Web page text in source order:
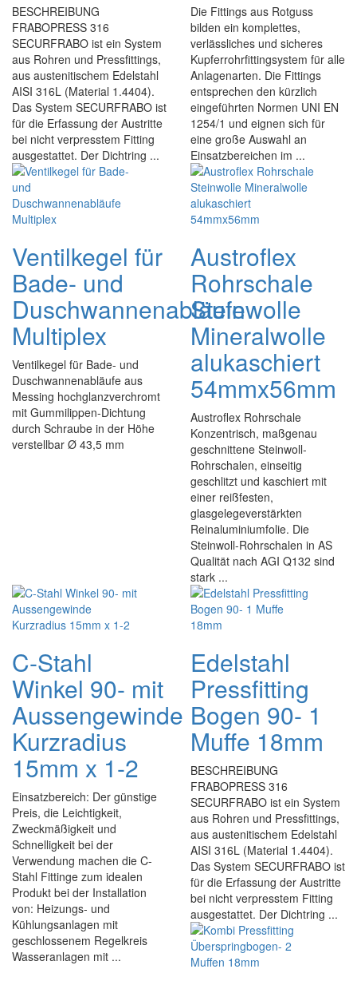
BESCHREIBUNG
FRABOPRESS 316
SECURFRABO ist ein System
aus Rohren und Pressfittings,
aus austenitischem Edelstahl
AISI 316L (Material 1.4404).
Das System SECURFRABO ist
für die Erfassung der Austritte
bei nicht verpresstem Fitting
ausgestattet. Der Dichtring ...
Die Fittings aus Rotguss
bilden ein komplettes,
verlässliches und sicheres
Kupferrohrfittingsystem für alle
Anlagenarten. Die Fittings
entsprechen den kürzlich
eingeführten Normen UNI EN
1254/1 und eignen sich für
eine große Auswahl an
Einsatzbereichen im ...
Ventilkegel für
Bade- und
Duschwannenabläufe
Multiplex
Ventilkegel für Bade- und
Duschwannenabläufe aus
Messing hochglanzverchromt
mit Gummilippen-Dichtung
durch Schraube in der Höhe
verstellbar Ø 43,5 mm
Austroflex
Rohrschale
Steinwolle
Mineralwolle
alukaschiert
54mmx56mm
Austroflex Rohrschale
Konzentrisch, maßgenau
geschnittene Steinwoll-
Rohrschalen, einseitig
geschlitzt und kaschiert mit
einer reißfesten,
glasgelegeverstärkten
Reinaluminiumfolie. Die
Steinwoll-Rohrschalen in AS
Qualität nach AGI Q132 sind
stark ...
C-Stahl
Winkel 90- mit
Aussengewinde
Kurzradius
15mm x 1-2
Einsatzbereich: Der günstige
Preis, die Leichtigkeit,
Zweckmäßigkeit und
Schnelligkeit bei der
Verwendung machen die C-
Stahl Fittinge zum idealen
Produkt bei der Installation
von: Heizungs- und
Kühlungsanlagen mit
geschlossenem Regelkreis
Wasseranlagen mit ...
Edelstahl
Pressfitting
Bogen 90- 1
Muffe 18mm
BESCHREIBUNG
FRABOPRESS 316
SECURFRABO ist ein System
aus Rohren und Pressfittings,
aus austenitischem Edelstahl
AISI 316L (Material 1.4404).
Das System SECURFRABO ist
für die Erfassung der Austritte
bei nicht verpresstem Fitting
ausgestattet. Der Dichtring ...